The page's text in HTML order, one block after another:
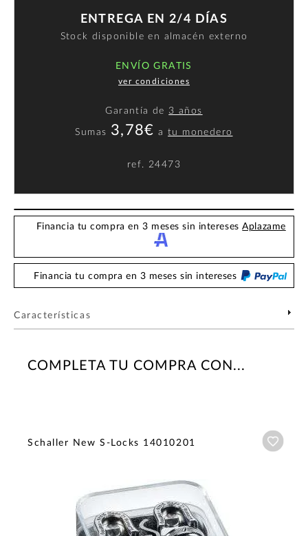
ENTREGA EN 2/4 DÍAS
Stock disponible en almacén externo
ENVÍO GRATIS
ver condiciones
Garantía de 3 años
Sumas 3,78€ atu monedero
ref. 24473
Financia tu compra en 3 meses sin interesesAplazame
Financia tu compra en 3 meses sin intereses
Características
COMPLETA TU COMPRA CON...
Schaller New S-Locks 14010201